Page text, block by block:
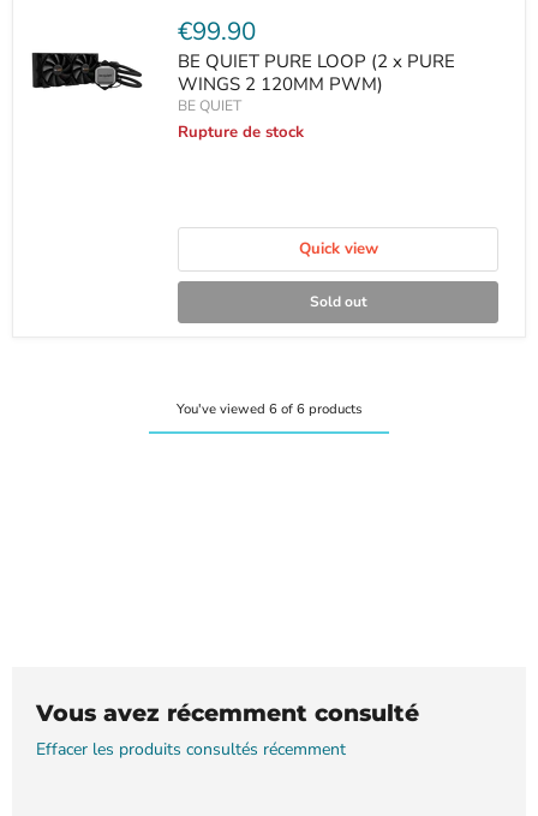
Current
price
€99.90
BE QUIET PURE LOOP (2 x PURE
WINGS 2 120MM PWM)
BE QUIET
Rupture de stock
Quick view
Sold out
You've viewed 6 of 6 products
Vous avez récemment consulté
Effacer les produits consultés récemment